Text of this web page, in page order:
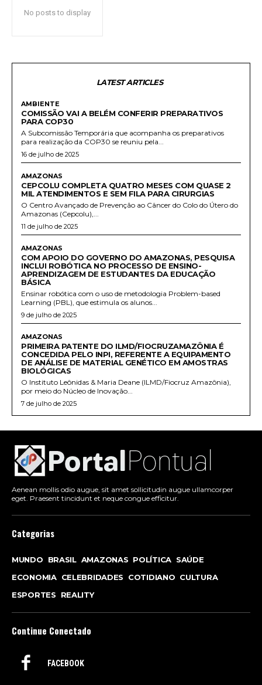
No posts to display
LATEST ARTICLES
AMBIENTE
COMISSÃO VAI A BELÉM CONFERIR PREPARATIVOS
PARA COP30
A Subcomissão Temporária que acompanha os preparativos
para realização da COP30 se reuniu pela...
16 de julho de 2025
AMAZONAS
CEPCOLU COMPLETA QUATRO MESES COM QUASE 2
MIL ATENDIMENTOS E SEM FILA PARA CIRURGIAS
O Centro Avançado de Prevenção ao Câncer do Colo do Útero do
Amazonas (Cepcolu),...
11 de julho de 2025
AMAZONAS
COM APOIO DO GOVERNO DO AMAZONAS, PESQUISA
INCLUI ROBÓTICA NO PROCESSO DE ENSINO-
APRENDIZAGEM DE ESTUDANTES DA EDUCAÇÃO
BÁSICA
Ensinar robótica com o uso de metodologia Problem-based
Learning (PBL), que estimula os alunos...
9 de julho de 2025
AMAZONAS
PRIMEIRA PATENTE DO ILMD/FIOCRUZAMAZÔNIA É
CONCEDIDA PELO INPI, REFERENTE A EQUIPAMENTO
DE ANÁLISE DE MATERIAL GENÉTICO EM AMOSTRAS
BIOLÓGICAS
O Instituto Leônidas & Maria Deane (ILMD/Fiocruz Amazônia),
por meio do Núcleo de Inovação...
7 de julho de 2025
Aenean mollis odio augue, sit amet sollicitudin augue ullamcorper
eget. Praesent tincidunt et neque congue efficitur.
Categorias
MUNDO BRASIL AMAZONAS POLÍTICA SAÚDE
ECONOMIA CELEBRIDADES COTIDIANO CULTURA
ESPORTES
REALITY
Continue Conectado
FACEBOOK